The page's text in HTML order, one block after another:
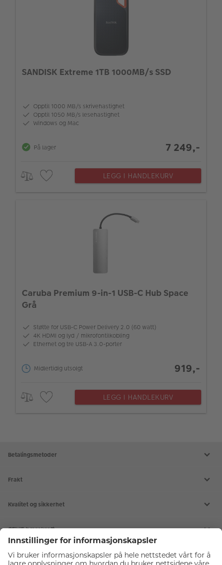
SANDISK Extreme 1TB 1000MB/s SSD
Opptil 1000 MB/s skrivehastighet
Opptil 1050 MB/s lesehastighet
Windows og Mac
På lager 7 249,-
LEGG I HANDLEKURV
Caruba Premium 9-in-1 USB-C Hub Space
Grå
Støtte for USB-C Power Delivery 2.0 (60 watt)
4K HDMI og lyd / mikrofontilkobling
Ethernet og tre USB-A 3.0-porter
Midlertidig utsolgt 919,-
LEGG I HANDLEKURV
Betalingsmetoder
Frakt
Kvalitet og sikkerhet
CEWE bærekraft
Tjenester